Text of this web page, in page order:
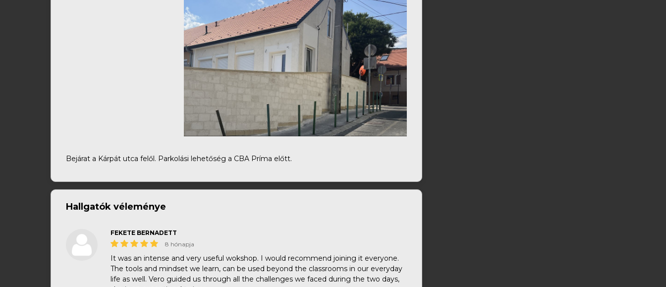
Bejárat a Kárpát utca felől. Parkolási lehetőség a CBA Príma előtt.
Hallgatók véleménye
FEKETE BERNADETT
8 hónapja
It was an intense and very useful wokshop. I would recommend joining it everyone.
The tools and mindset we learn, can be used beyond the classrooms in our everyday
life as well. Vero guided us through all the challenges we faced during the two days,